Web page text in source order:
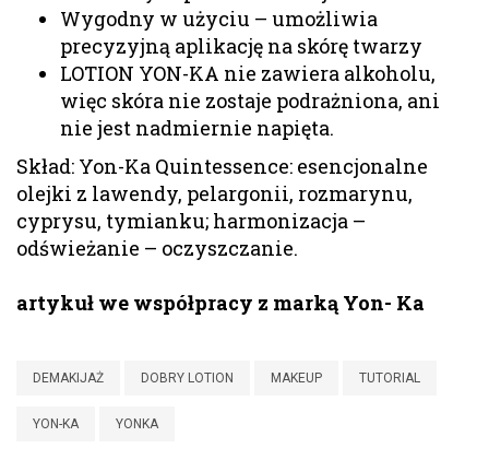
Wygodny w użyciu – umożliwia
precyzyjną aplikację na skórę twarzy
LOTION YON-KA nie zawiera alkoholu,
więc skóra nie zostaje podrażniona, ani
nie jest nadmiernie napięta.
Skład: Yon-Ka Quintessence: esencjonalne
olejki z lawendy, pelargonii, rozmarynu,
cyprysu, tymianku; harmonizacja –
odświeżanie – oczyszczanie.
artykuł we współpracy z marką Yon- Ka
DEMAKIJAŻ DOBRY LOTION MAKEUP TUTORIAL
YON-KA YONKA